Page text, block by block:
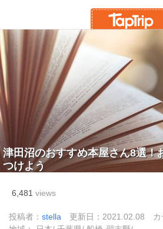
津田沼のおすすめ本屋さん8選！
つけよう
6,481 views
投稿者： stella 更新日：2021.02.08 カ